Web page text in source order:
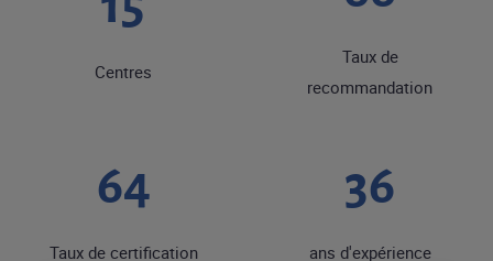
Centres
Taux de
recommandation
68
Taux de certification
38
ans d'expérience